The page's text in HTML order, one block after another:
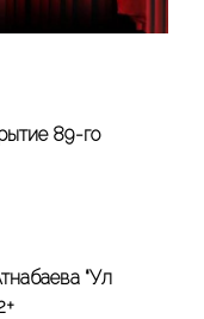
89-го
“Ул